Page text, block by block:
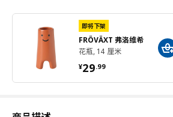
即将下架
FRÖVÄXT 弗洛维希
花瓶, 14 厘米
¥29.99
¥ 29.99